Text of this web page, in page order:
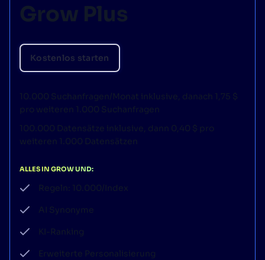
Grow Plus
Kostenlos starten
10.000 Suchanfragen/Monat inklusive, danach 1,75 $
pro weiteren 1.000 Suchanfragen
100.000 Datensätze inklusive, dann 0,40 $ pro
weiteren 1.000 Datensätzen
ALLES IN GROW UND:
Regeln: 10.000/Index
AI Synonyme
KI-Ranking
Erweiterte Personalisierung